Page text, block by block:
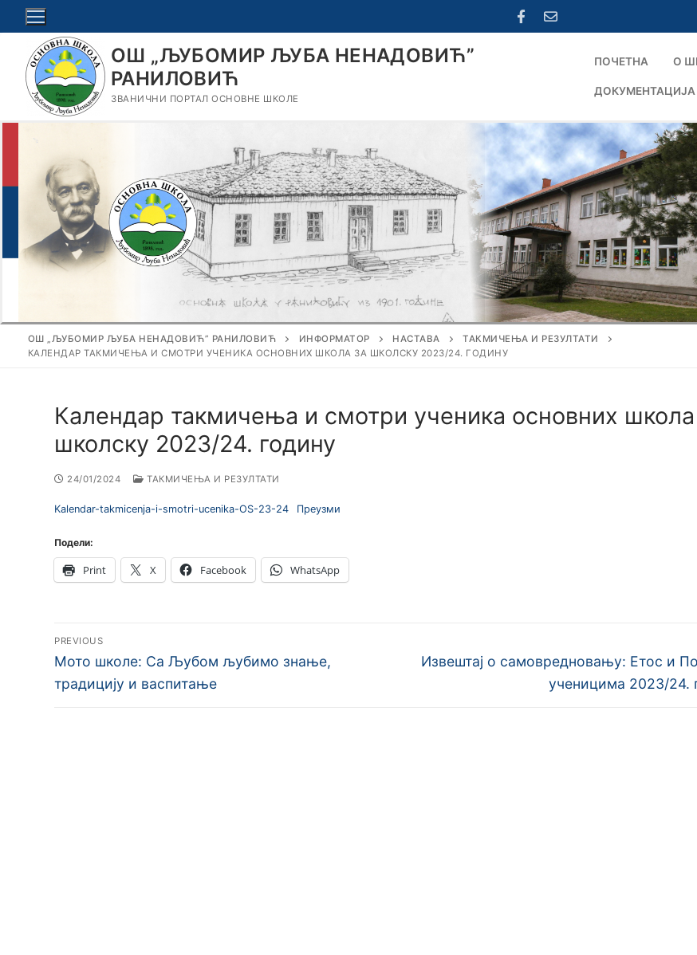
Прескочи
до
садржаја
ОШ „ЉУБОМИР ЉУБА НЕНАДОВИЋ”
РАНИЛОВИЋ
ЗВАНИЧНИ ПОРТАЛ ОСНОВНЕ ШКОЛЕ
ПОЧЕТНА О
ДОКУМЕНТАЦИЈА
ОШ „ЉУБОМИР ЉУБА НЕНАДОВИЋ” РАНИЛОВИЋ ИНФОРМАТОР НАСТАВА
ТАКМИЧЕЊА И РЕЗУЛТАТИ
КАЛЕНДАР ТАКМИЧЕЊА И СМОТРИ УЧЕНИКА ОСНОВНИХ ШКОЛА ЗА ШКОЛСКУ 2023/24. ГОДИНУ
Календар такмичења и смотри ученика основних школа
школску 2023/24. годину
24/01/2024 ТАКМИЧЕЊА И РЕЗУЛТАТИ
Kalendar-takmicenja-i-smotri-ucenika-OS-23-24 Преузми
Подели:
Print X Facebook WhatsApp
Кретање
чланка
PREVIOUS
Previous
post:
Мото школе: Са Љубом љубимо знање,
традицију и васпитање
Next
Извештај о самовредновању: Етос и
ученицима 2023/24.